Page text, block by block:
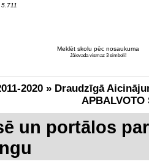
5.711
Meklēt skolu pēc nosaukuma
Jāievada vismaz 3 simboli!
2020 » Draudzīgā
APBALVOTO
un portālos